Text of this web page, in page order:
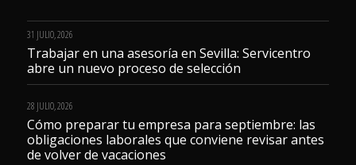
31 JULIO, 2026
Trabajar en una asesoría en Sevilla: Servicentro
abre un nuevo proceso de selección
28 JULIO, 2026
Cómo preparar tu empresa para septiembre: las
obligaciones laborales que conviene revisar antes
de volver de vacaciones